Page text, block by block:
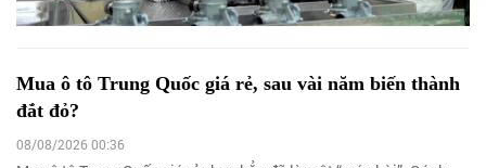
Mua ô tô Trung Quốc giá rẻ, sau vài năm biến thành
đắt đỏ?
08/08/2026 00:36